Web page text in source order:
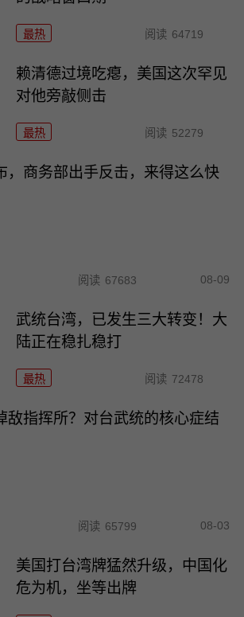
最热 阅读 64719
赖清德过境吃瘪，美国这次罕见
对他旁敲侧击
最热 阅读 52279
，商务部出手反击，来得这么快
阅读 67683 08-09
武统台湾，已发生三大转变！大
陆正在稳扎稳打
最热 阅读 72478
敌指挥所？对台武统的核心症结
阅读 65799 08-03
美国打台湾牌猛然升级，中国化
危为机，坐等出牌